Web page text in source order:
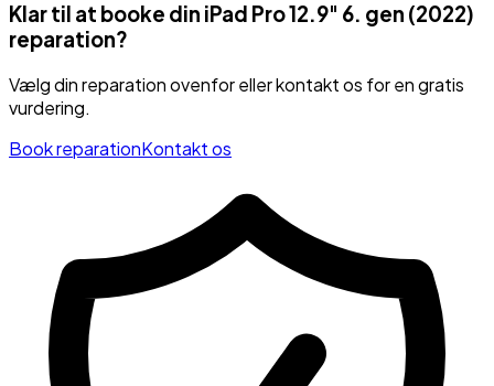
Klar til at booke din iPad Pro 12.9" 6. gen (2022)
reparation?
Vælg din reparation ovenfor eller kontakt os for en gratis
vurdering.
Book reparationKontakt os